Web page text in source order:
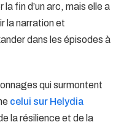
fin d’un arc, mais elle a
la narration et
dans les épisodes à
qui surmontent
celui sur Helydia
la résilience et de la